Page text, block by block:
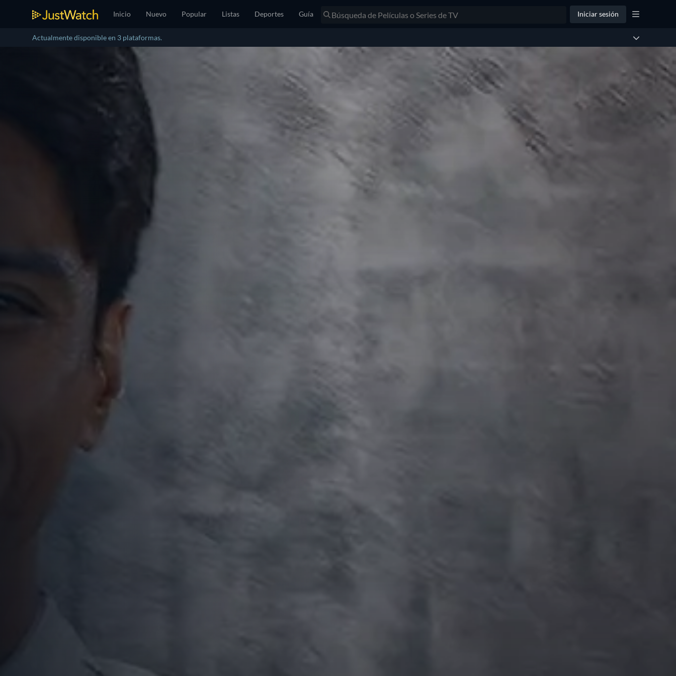
Inicio Nuevo Popular Listas Deportes Guía Iniciar sesión
Actualmente disponible en 3 plataformas.